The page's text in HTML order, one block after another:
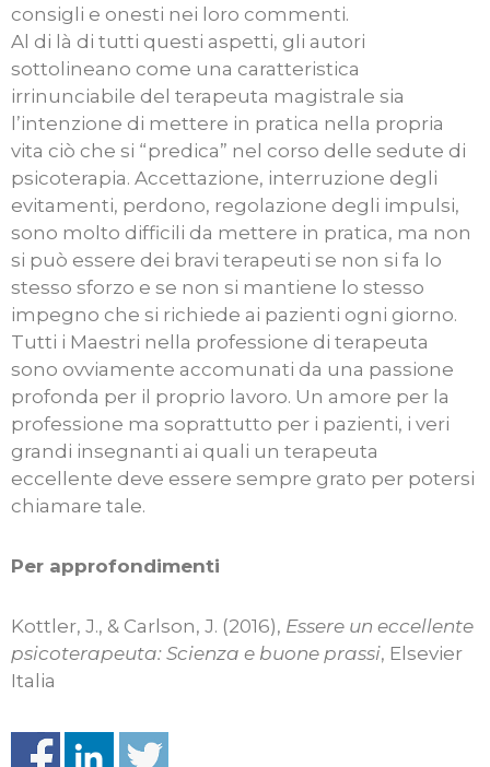
consigli e onesti nei loro commenti.
Al di là di tutti questi aspetti, gli autori
sottolineano come una caratteristica
irrinunciabile del terapeuta magistrale sia
l’intenzione di mettere in pratica nella propria
vita ciò che si “predica” nel corso delle sedute di
psicoterapia. Accettazione, interruzione degli
evitamenti, perdono, regolazione degli impulsi,
sono molto difficili da mettere in pratica, ma non
si può essere dei bravi terapeuti se non si fa lo
stesso sforzo e se non si mantiene lo stesso
impegno che si richiede ai pazienti ogni giorno.
Tutti i Maestri nella professione di terapeuta
sono ovviamente accomunati da una passione
profonda per il proprio lavoro. Un amore per la
professione ma soprattutto per i pazienti, i veri
grandi insegnanti ai quali un terapeuta
eccellente deve essere sempre grato per potersi
chiamare tale.
Per approfondimenti
Kottler, J., & Carlson, J. (2016), Essere un eccellente
psicoterapeuta: Scienza e buone prassi, Elsevier
Italia